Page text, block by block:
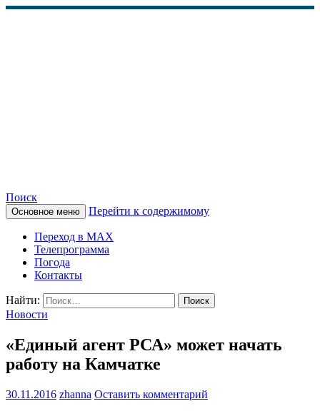
КАМЧАТСКОЕ
ИНФОРМАЦИОННОЕ
АГЕНТСТВО (КИА
«ВЕСТИ»)
Поиск
Основное меню Перейти к содержимому
Переход в MAX
Телепрограмма
Погода
Контакты
Найти:
Новости
«Единый агент РСА» может начать
работу на Камчатке
30.11.2016 zhanna Оставить комментарий